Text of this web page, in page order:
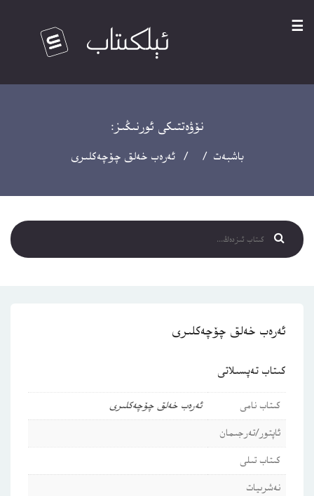
☰
نۆۋەتتىكى ئورنىڭىز:
باشبەت / / ئەرەب خەلق چۆچەكلىرى
ئەرەب خەلق چۆچەكلىرى
كىتاب تەپسىلاتى
كىتاب نامى
ئەرەب خەلق چۆچەكلىرى
ئاپتور/تەرجىمان
كىتاب تىلى
نەشرىيات